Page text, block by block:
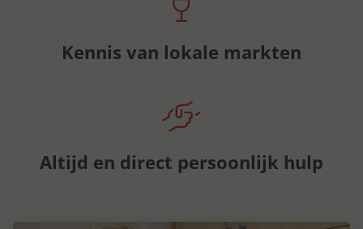
Kennis van lokale markten
Altijd en direct persoonlijk hulp